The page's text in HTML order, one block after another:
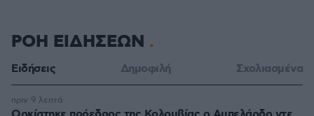
ΡΟΗ ΕΙΔΗΣΕΩΝ
Ειδήσεις Δημοφιλή Σχολιασμένα
πριν 9 λεπτά